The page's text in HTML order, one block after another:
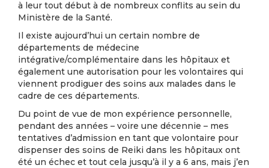
à leur tout début à de nombreux conflits au sein du
Ministère de la Santé.
Il existe aujourd’hui un certain nombre de
départements de médecine
intégrative/complémentaire dans les hôpitaux et
également une autorisation pour les volontaires qui
viennent prodiguer des soins aux malades dans le
cadre de ces départements.
Du point de vue de mon expérience personnelle,
pendant des années – voire une décennie – mes
tentatives d’admission en tant que volontaire pour
dispenser des soins de Reiki dans les hôpitaux ont
été un échec et tout cela jusqu’à il y a 6 ans, mais j’en